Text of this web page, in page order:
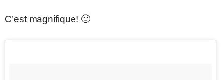
C’est magnifique! 🙂